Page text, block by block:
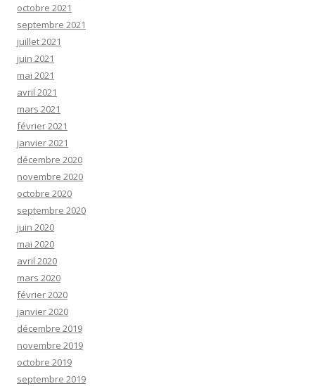
octobre 2021
septembre 2021
juillet 2021
juin 2021
mai 2021
avril 2021
mars 2021
février 2021
janvier 2021
décembre 2020
novembre 2020
octobre 2020
septembre 2020
juin 2020
mai 2020
avril 2020
mars 2020
février 2020
janvier 2020
décembre 2019
novembre 2019
octobre 2019
septembre 2019